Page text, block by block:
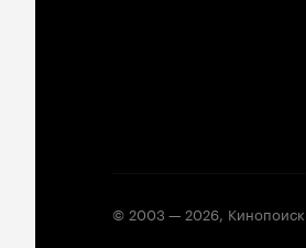
© 2003 —2026, Кинопоиск